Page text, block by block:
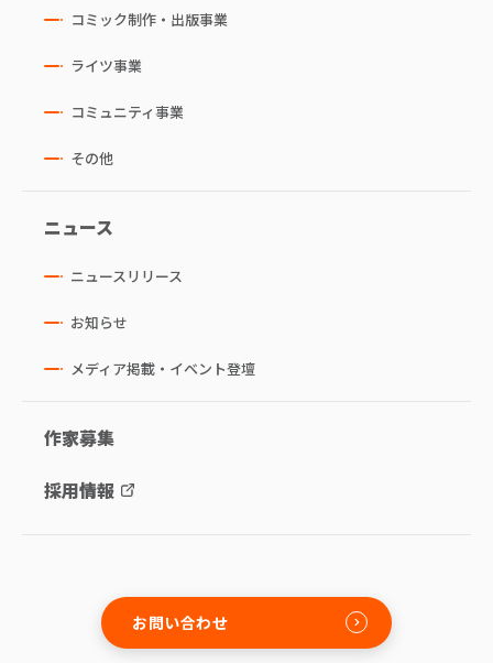
コミック制作・出版事業
ライツ事業
コミュニティ事業
その他
ニュース
ニュースリリース
お知らせ
メディア掲載・イベント登壇
作家募集
採用情報
お問い合わせ